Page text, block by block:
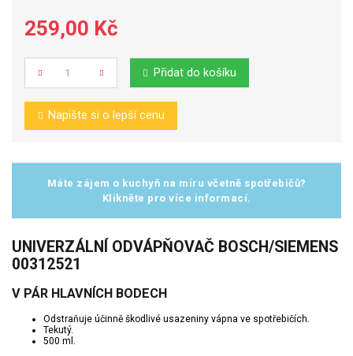
259,00 Kč
Počet Přidat do košíku
Napište si o lepší cenu
Máte zájem o kuchyň na míru včetně spotřebičů?
Klikněte pro více informací.
UNIVERZÁLNÍ ODVÁPŇOVAČ BOSCH/SIEMENS
00312521
V PÁR HLAVNÍCH BODECH
Odstraňuje účinně škodlivé usazeniny vápna ve spotřebičích.
Tekutý.
500 ml.